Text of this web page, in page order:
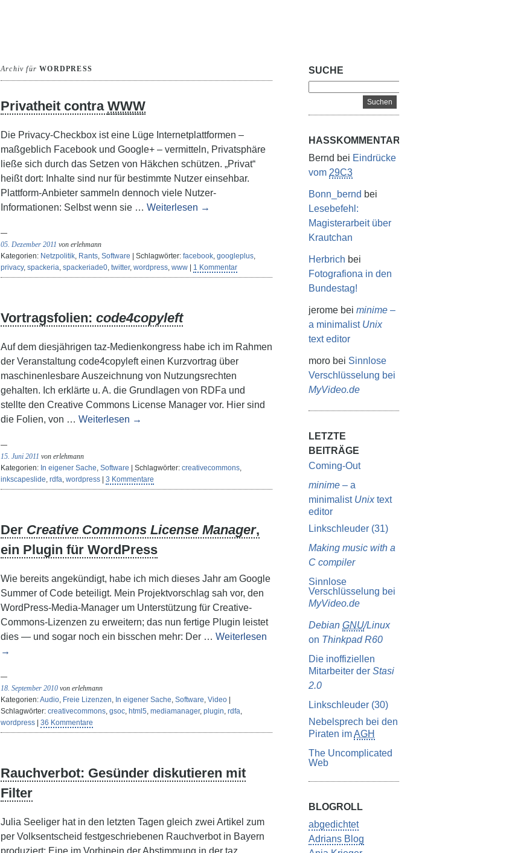
Archiv fürWORDPRESS
Privatheit contra WWW
Die Privacy-Checkbox ist eine Lüge Internetplattformen –
maßgeblich Facebook und Google+ – vermitteln, Privatsphäre
ließe sich durch das Setzen von Häkchen schützen. „Privat“
heißt dort: Inhalte sind nur für bestimmte Nutzer einsehbar.
Plattform-Anbieter sammeln dennoch viele Nutzer-
Informationen: Selbst wenn sie … Weiterlesen →
05. Dezember 2011 von erlehmann
Kategorien: Netzpolitik, Rants, Software | Schlagwörter: facebook, googleplus,
privacy, spackeria, spackeriade0, twitter, wordpress, www 1 Kommentar
Vortragsfolien: code4copyleft
Auf dem diesjährigen taz-Medienkongress habe ich im Rahmen
der Veranstaltung code4copyleft einen Kurzvortrag über
maschinenlesbare Auszeichnung von Nutzungsrechten
gehalten. Ich erklärte u. A. die Grundlagen von RDFa und
stellte den Creative Commons License Manager vor. Hier sind
die Folien, von … Weiterlesen →
15. Juni 2011 von erlehmann
Kategorien: In eigener Sache, Software | Schlagwörter: creativecommons,
inkscapeslide, rdfa, wordpress 3 Kommentare
Der Creative Commons License Manager,
ein Plugin für WordPress
Wie bereits angekündigt, habe ich mich dieses Jahr am Google
Summer of Code beteiligt. Mein Projektvorschlag sah vor, den
WordPress-Media-Manager um Unterstützung für Creative-
Commons-Lizenzen zu erweitern; das nun fertige Plugin leistet
dies — und sogar noch ein bisschen mehr: Der … Weiterlesen
→
18. September 2010 von erlehmann
Kategorien:Audio, Freie Lizenzen, In eigener Sache, Software, Video
Schlagwörter: creativecommons, gsoc, html5, mediamanager, plugin, rdfa,
wordpress
36 Kommentare
Rauchverbot: Gesünder diskutieren mit
Filter
Julia Seeliger hat in den letzten Tagen gleich zwei Artikel zum
per Volksentscheid festgeschriebenen Rauchverbot in Bayern
produziert: Eine im Vorhinein der Abstimmung in der taz
SUCHE
HASSKOMMENTARE
Bernd bei Eindrücke
vom 29C3
Bonn_bernd bei
Lesebefehl:
Magisterarbeit über
Krautchan
Herbrich bei
Fotografiona in den
Bundestag!
jerome beiminime –
a minimalist Unix
text editor
moro bei Sinnlose
Verschlüsselung bei
MyVideo.de
LETZTE
BEITRÄGE
Coming-Out
minime – a
minimalist Unixtext
editor
Linkschleuder (31)
Making music with a
C compiler
Sinnlose
Verschlüsselung bei
MyVideo.de
DebianGNU/Linux
on Thinkpad R60
Die inoffiziellen
Mitarbeiter derStasi
2.0
Linkschleuder (30)
Nebelsprech bei den
Piraten imAGH
The Uncomplicated
Web
BLOGROLL
abgedichtet
Adrians Blog